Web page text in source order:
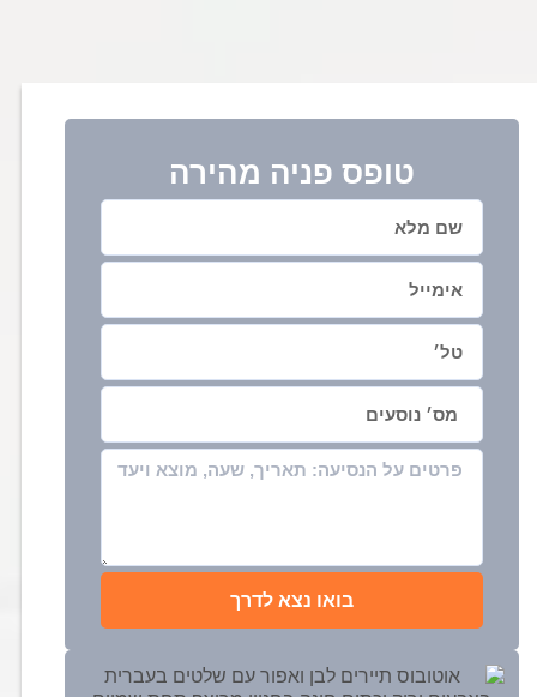
טופס פניה מהירה
בואו נצא לדרך